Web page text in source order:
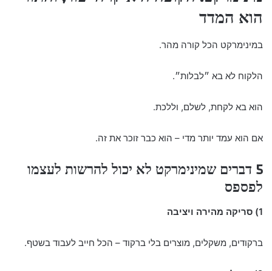
הוא המדד
במינימרקט הכל קורה מהר.
הלקוח לא בא ״לבלות״.
הוא בא לקחת, לשלם, וללכת.
אם הוא עמד יותר מדי – הוא כבר זוכר את זה.
5 דברים שמינימרקט לא יכול להרשות לעצמו
לפספס
1) סריקה מהירה ויציבה
ברקודים, משקלים, מוצרים בלי ברקוד – הכל חייב לעבוד בשטף.